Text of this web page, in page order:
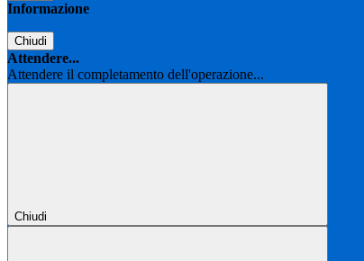
Informazione
Chiudi
Attendere...
Attendere il completamento dell'operazione...
Chiudi